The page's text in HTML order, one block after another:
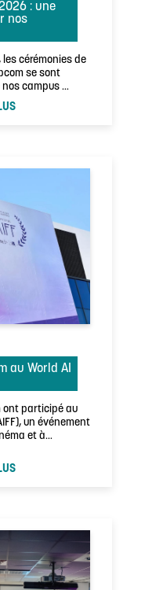
: une
nos
cérémonies de
se sont
nos campus …
au World AI
ont participé au
un événement
et à